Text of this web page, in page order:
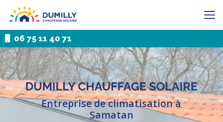
contenu
principal
06 75 11 40 71
Entreprise de climatisation à
Samatan